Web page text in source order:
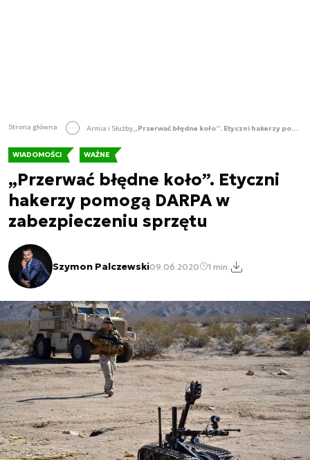
Strona główna Armia i Służby „Przerwać błędne koło”. Etyczni hakerzy pomogą DARPA w zabezpieczeniu sprzętu
WIADOMOŚCI WAŻNE
„Przerwać błędne koło”. Etyczni
hakerzy pomogą DARPA w
zabezpieczeniu sprzętu
Szymon Palczewski09.06.2020 1 min.